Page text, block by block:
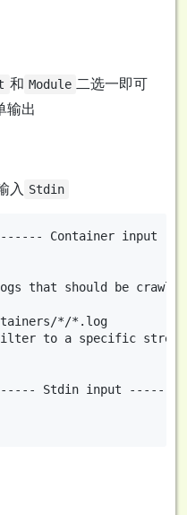
和 Module 二选一即可
输出
入 Stdin
Container input
that should be
*/*.log
to a specific
Stdin input